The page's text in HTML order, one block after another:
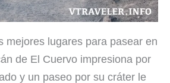
mejores lugares para pasear en
de El Cuervo impresiona por
y un paseo por su cráter le